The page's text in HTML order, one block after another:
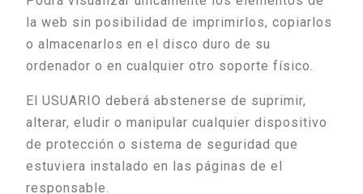
la web sin posibilidad de imprimirlos, copiarlos
o almacenarlos en el disco duro de su
ordenador o en cualquier otro soporte físico.
El USUARIO deberá abstenerse de suprimir,
alterar, eludir o manipular cualquier dispositivo
de protección o sistema de seguridad que
estuviera instalado en las páginas de el
responsable.